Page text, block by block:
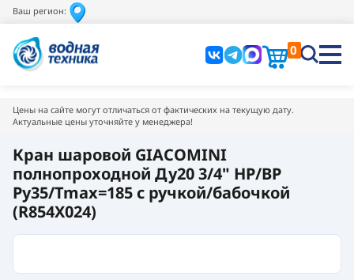
Ваш регион:
0
Цены на сайте могут отличаться от фактических на текущую дату.
Актуальные цены уточняйте у менеджера!
Кран шаровой GIACOMINI
полнопроходной Ду20 3/4" НР/ВР
Pу35/Tmax=185 с ручкой/бабочкой
(R854X024)